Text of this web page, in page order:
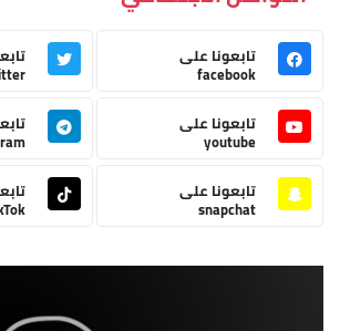
تابعونا على
facebook
تابعونا على
youtube
تابعونا على
snapchat